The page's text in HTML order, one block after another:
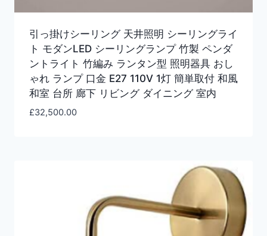
引っ掛けシーリング 天井照明 シーリングライ
ト モダンLED シーリングランプ 竹製 ペンダ
ントライト 竹編み ランタン型 照明器具 おし
ゃれ ランプ 口金 E27 110V 1灯 簡単取付 和風
和室 台所 廊下 リビング ダイニング 室内
£32,500.00